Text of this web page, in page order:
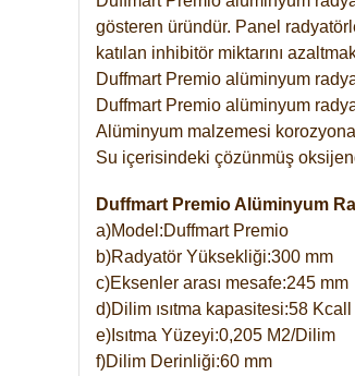
gösteren üründür. Panel
katılan inhibitör miktarını
Duffmart Premio alüminyum
Duffmart Premio alüminyum
Alüminyum malzemesi
Su içerisindeki çözünmüş
Duffmart Premio Alüminyum
a)Model:Duffmart Premio
b)Radyatör Yüksekliği:300 mm
c)Eksenler arası mesafe:245 mm
d)Dilim ısıtma kapasitesi:58 Kcall
e)Isıtma Yüzeyi:0,205 M2/Dilim
f)Dilim Derinliği:60 mm